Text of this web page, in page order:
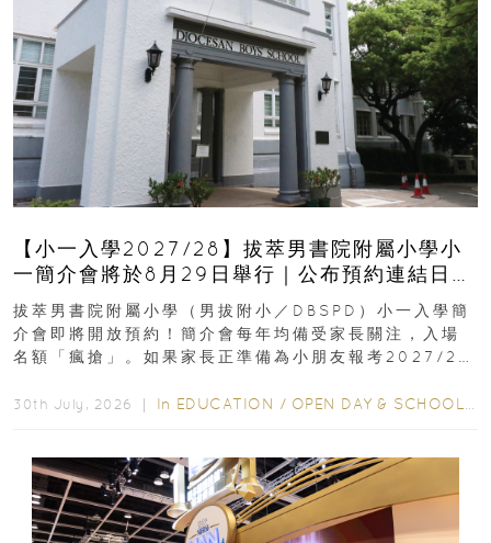
【小一入學2027/28】拔萃男書院附屬小學小
一簡介會將於8月29日舉行｜公布預約連結日期
｜更設有網上重溫
拔萃男書院附屬小學（男拔附小／DBSPD）小一入學簡
介會即將開放預約！簡介會每年均備受家長關注，入場
名額「瘋搶」。如果家長正準備為小朋友報考2027/28
30th July, 2026 ｜ In EDUCATION / OPEN DAY & SCHOOL EVENTS